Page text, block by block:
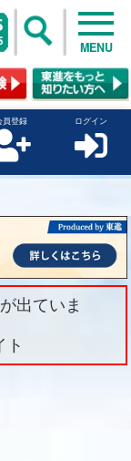
MENU
員登録 ログイン
出ていま
ト